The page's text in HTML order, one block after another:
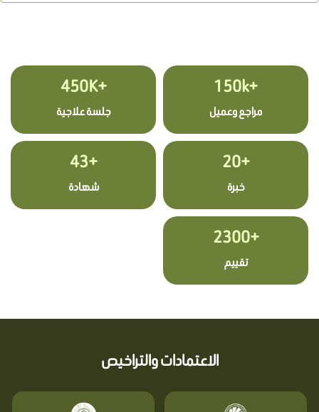
+150k
مراجع وعميل
+450K
جلسة علاجية
+20
خبرة
+43
شهادة
+2300
تقييم
الاعتمادات والتراخيص